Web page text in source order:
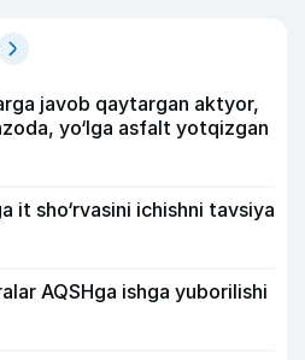
javob qaytargan aktyor,
yo‘lga asfalt yotqizgan
it sho‘rvasini ichishni tavsiya
AQSHga ishga yuborilishi